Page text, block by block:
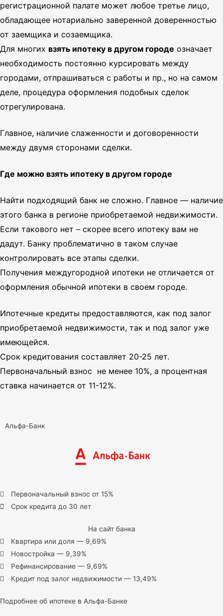
регистрационной палате может любое третье лицо,
обладающее нотариально заверенной доверенностью
от заемщика и созаемщика.
Для многих взять ипотеку в другом городе означает
необходимость постоянно курсировать между
городами, отпрашиваться с работы и пр., но на самом
деле, процедура оформления подобных сделок
отрегулирована.
Главное, наличие слаженности и договоренности
между двумя сторонами сделки.
Где можно взять ипотеку в другом городе
Найти подходящий банк не сложно. Главное — наличие
этого банка в регионе приобретаемой недвижимости.
Если такового нет – скорее всего ипотеку вам не
дадут. Банку проблематично в таком случае
контролировать все этапы сделки.
Получения междугородной ипотеки не отличается от
оформления обычной ипотеки в своем городе.
Ипотечные кредиты предоставляются, как под залог
приобретаемой недвижимости, так и под залог уже
имеющейся.
Срок кредитования составляет 20-25 лет.
Первоначальный взнос не менее 10%, а процентная
ставка начинается от 11-12%.
Альфа-Банк
Первоначальный взнос от 15%
Срок кредита до 30 лет
На сайт банка
Квартира или доля — 9,69%
Новостройка — 9,39%
Рефинансирование — 9,69%
Кредит под залог недвижимости — 13,49%
Подробнее об ипотеке в Альфа-Банке